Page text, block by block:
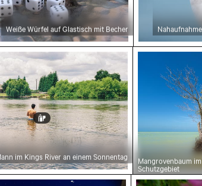
Weiße Würfel auf Glastisch mit Becher
River an einem Sonnentag
im Kings River an einem Sonnentag Mangrovenbaum
Schutzgebiet
Tönen
Bewegung eines gelben Zuges